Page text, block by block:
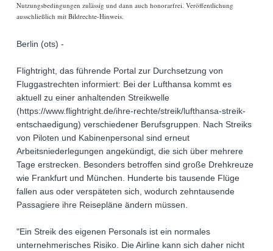
Nutzungsbedingungen zulässig und dann auch honorarfrei. Veröffentlichung
ausschließlich mit Bildrechte-Hinweis.
Berlin (ots) -
Flightright, das führende Portal zur Durchsetzung von
Fluggastrechten informiert: Bei der Lufthansa kommt es
aktuell zu einer anhaltenden Streikwelle
(https://www.flightright.de/ihre-rechte/streik/lufthansa-streik-
entschaedigung) verschiedener Berufsgruppen. Nach Streiks
von Piloten und Kabinenpersonal sind erneut
Arbeitsniederlegungen angekündigt, die sich über mehrere
Tage erstrecken. Besonders betroffen sind große Drehkreuze
wie Frankfurt und München. Hunderte bis tausende Flüge
fallen aus oder verspäteten sich, wodurch zehntausende
Passagiere ihre Reisepläne ändern müssen.
"Ein Streik des eigenen Personals ist ein normales
unternehmerisches Risiko. Die Airline kann sich daher nicht